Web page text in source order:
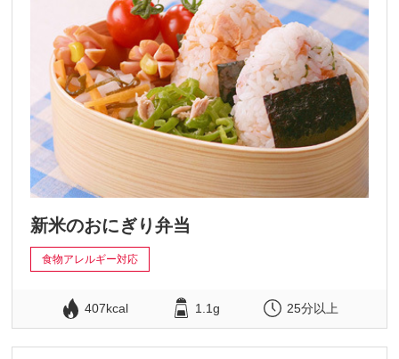
新米のおにぎり弁当
食物アレルギー対応
407kcal 1.1g 25分以上